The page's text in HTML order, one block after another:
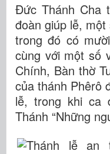
Đức Thánh Cha
đoàn giúp lễ,
trong đó có
cùng với một số
Chính, Bàn thờ
của thánh Phêrô
lễ, trong khi ca
Thánh “Những